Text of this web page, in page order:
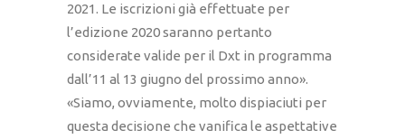
2021. Le iscrizioni già effettuate per
l’edizione 2020 saranno pertanto
considerate valide per il Dxt in programma
dall’11 al 13 giugno del prossimo anno».
«Siamo, ovviamente, molto dispiaciuti per
questa decisione che vanifica le aspettative